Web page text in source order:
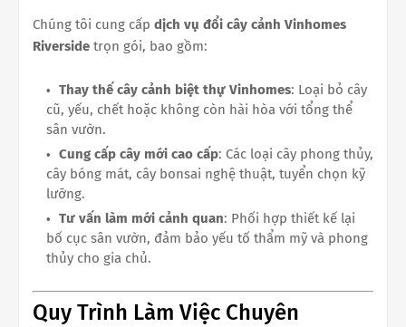
Chúng tôi cung cấp dịch vụ đổi cây cảnh Vinhomes
Riverside trọn gói, bao gồm:
Thay thế cây cảnh biệt thự Vinhomes: Loại bỏ cây
cũ, yếu, chết hoặc không còn hài hòa với tổng thể
sân vườn.
Cung cấp cây mới cao cấp: Các loại cây phong thủy,
cây bóng mát, cây bonsai nghệ thuật, tuyển chọn kỹ
lưỡng.
Tư vấn làm mới cảnh quan: Phối hợp thiết kế lại
bố cục sân vườn, đảm bảo yếu tố thẩm mỹ và phong
thủy cho gia chủ.
Quy Trình Làm Việc Chuyên